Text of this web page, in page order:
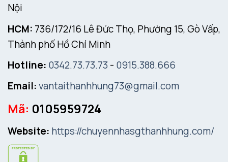
Nội
HCM: 736/172/16 Lê Đức Thọ, Phường 15, Gò Vấp,
Thành phố Hồ Chí Minh
Hotline: 0342.73.73.73- 0915.388.666
Email:vantaithanhhung73@gmail.com
Mã: 0105959724
Website: https://chuyennhasgthanhhung.com/